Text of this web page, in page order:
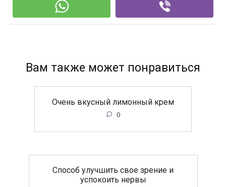
Вам также может понравиться
Очень вкусный лимонный крем
0
Способ улучшить свое зрение и
успокоить нервы